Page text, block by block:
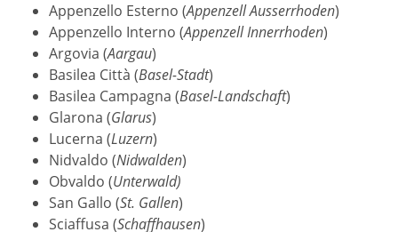
Appenzello Esterno (Appenzell Ausserrhoden)
Appenzello Interno (Appenzell Innerrhoden)
Argovia (Aargau)
Basilea Città (Basel-Stadt)
Basilea Campagna (Basel-Landschaft)
Glarona (Glarus)
Lucerna (Luzern)
Nidvaldo (Nidwalden)
Obvaldo (Unterwald)
San Gallo (St. Gallen)
Sciaffusa (Schaffhausen)